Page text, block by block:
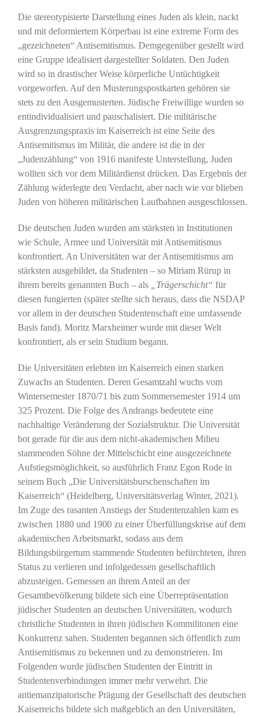
Die stereotypisierte Darstellung eines Juden als klein, nackt
und mit deformiertem Körperbau ist eine extreme Form des
„gezeichneten“ Antisemitismus. Demgegenüber gestellt wird
eine Gruppe idealisiert dargestellter Soldaten. Den Juden
wird so in drastischer Weise körperliche Untüchtigkeit
vorgeworfen. Auf den Musterungspostkarten gehören sie
stets zu den Ausgemusterten. Jüdische Freiwillige wurden so
entindividualisiert und pauschalisiert. Die militärische
Ausgrenzungspraxis im Kaiserreich ist eine Seite des
Antisemitismus im Militär, die andere ist die in der
„Judenzählung“ von 1916 manifeste Unterstellung, Juden
wollten sich vor dem Militärdienst drücken. Das Ergebnis der
Zählung widerlegte den Verdacht, aber nach wie vor blieben
Juden von höheren militärischen Laufbahnen ausgeschlossen.
Die deutschen Juden wurden am stärksten in Institutionen
wie Schule, Armee und Universität mit Antisemitismus
konfrontiert. An Universitäten war der Antisemitismus am
stärksten ausgebildet, da Studenten – so Miriam Rürup in
ihrem bereits genannten Buch – als „Trägerschicht“ für
diesen fungierten (später stellte sich heraus, dass die NSDAP
vor allem in der deutschen Studentenschaft eine umfassende
Basis fand). Moritz Marxheimer wurde mit dieser Welt
konfrontiert, als er sein Studium begann.
Die Universitäten erlebten im Kaiserreich einen starken
Zuwachs an Studenten. Deren Gesamtzahl wuchs vom
Wintersemester 1870/71 bis zum Sommersemester 1914 um
325 Prozent. Die Folge des Andrangs bedeutete eine
nachhaltige Veränderung der Sozialstruktur. Die Universität
bot gerade für die aus dem nicht-akademischen Milieu
stammenden Söhne der Mittelschicht eine ausgezeichnete
Aufstiegsmöglichkeit, so ausführlich Franz Egon Rode in
seinem Buch „Die Universitätsburschenschaften im
Kaiserreich“ (Heidelberg, Universitätsverlag Winter, 2021).
Im Zuge des rasanten Anstiegs der Studentenzahlen kam es
zwischen 1880 und 1900 zu einer Überfüllungskrise auf dem
akademischen Arbeitsmarkt, sodass aus dem
Bildungsbürgertum stammende Studenten befürchteten, ihren
Status zu verlieren und infolgedessen gesellschaftlich
abzusteigen. Gemessen an ihrem Anteil an der
Gesamtbevölkerung bildete sich eine Überrepräsentation
jüdischer Studenten an deutschen Universitäten, wodurch
christliche Studenten in ihren jüdischen Kommilitonen eine
Konkurrenz sahen. Studenten begannen sich öffentlich zum
Antisemitismus zu bekennen und zu demonstrieren. Im
Folgenden wurde jüdischen Studenten der Eintritt in
Studentenverbindungen immer mehr verwehrt. Die
antiemanzipatorische Prägung der Gesellschaft des deutschen
Kaiserreichs bildete sich maßgeblich an den Universitäten,